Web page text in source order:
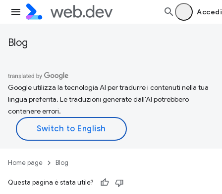
Accedi
Blog
Google utilizza la tecnologia AI per tradurre i contenuti nella tua
lingua preferita. Le traduzioni generate dall'AI potrebbero
contenere errori.
Home page Blog
Questa pagina è stata utile?